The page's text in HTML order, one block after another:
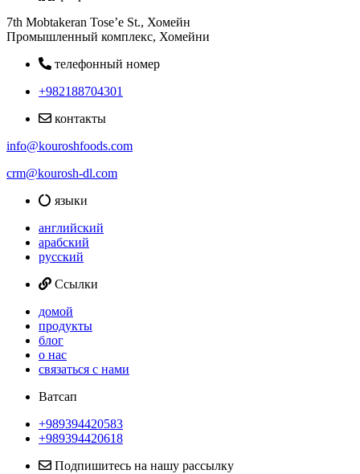
7th Mobtakeran Tose’e St., Хомейн
Промышленный комплекс, Хомейни
телефонный номер
+982188704301
контакты
info@kouroshfoods.com
crm@kourosh-dl.com
языки
английский
арабский
русский
Ссылки
домой
продукты
блог
о нас
связаться с нами
Ватсап
+989394420583
+989394420618
Подпишитесь на нашу рассылку